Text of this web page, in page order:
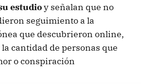
estudioy señalan que no
seguimiento a la
que descubrieron online,
cantidad de personas que
o conspiración